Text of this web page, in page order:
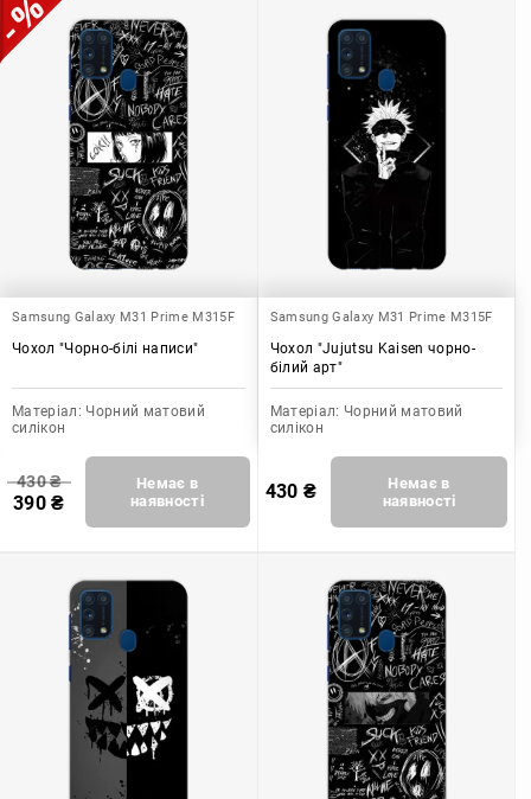
Samsung Galaxy M31 Prime M315F
Чохол "Чорно-білі написи"
Матеріал: Чорний матовий
силікон
430₴
390₴
Немає в
наявності
Samsung Galaxy M31 Prime M315F
Чохол "Jujutsu Kaisen чорно-
білий арт"
Матеріал: Чорний матовий
силікон
430 ₴
Немає в
наявності